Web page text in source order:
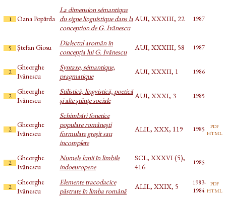
1 Oana Popârda
La dimension sémantique
du signe linguistique dans la
conception de G. Ivănescu
AUI, XXXIII, 22 1987
5 Ștefan Giosu
Dialectul aromân în
concepția lui G. Ivănescu
AUI, XXXIII, 58 1987
2
Gheorghe
Ivănescu
Syntaxe, sémantique,
pragmatique
AUI, XXXII, 1 1986
2
Gheorghe
Ivănescu
Stilistică, lingvistică, poetică
și alte științe sociale
AUI, XXXI, 3 1985
2
Gheorghe
Ivănescu
Schimbări fonetice
populare româneşti
formulate greşit sau
incomplete
ALIL, XXX, 119 1985 pdf
html
2
Gheorghe
Ivănescu
Numele lunii în limbile
indoeuropene
SCL, XXXVI (5),
416
1985
2
Gheorghe
Ivănescu
Elemente tracodacice
păstrate în limba română
ALIL, XXIX, 5
1983-
1984
pdf
html